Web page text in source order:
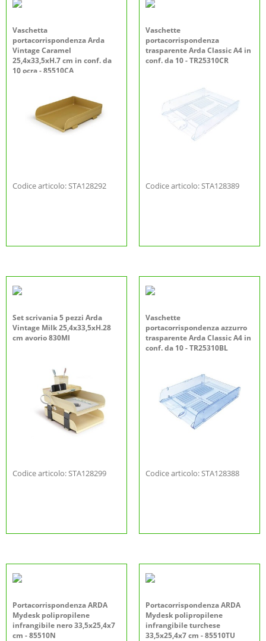
Vaschetta
portacorrispondenza Arda
Vintage Caramel
25,4x33,5xH.7 cm in conf. da
10 ocra - 85510CA
Codice articolo: STA128292
Vaschette
portacorrispondenza
trasparente Arda Classic A4 in
conf. da 10 - TR25310CR
Codice articolo: STA128389
Set scrivania 5 pezzi Arda
Vintage Milk 25,4x33,5xH.28
cm avorio 830MI
Codice articolo: STA128299
Vaschette
portacorrispondenza azzurro
trasparente Arda Classic A4 in
conf. da 10 - TR25310BL
Codice articolo: STA128388
Portacorrispondenza ARDA
Mydesk polipropilene
infrangibile nero 33,5x25,4x7
cm - 85510N
Portacorrispondenza ARDA
Mydesk polipropilene
infrangibile turchese
33,5x25,4x7 cm - 85510TU